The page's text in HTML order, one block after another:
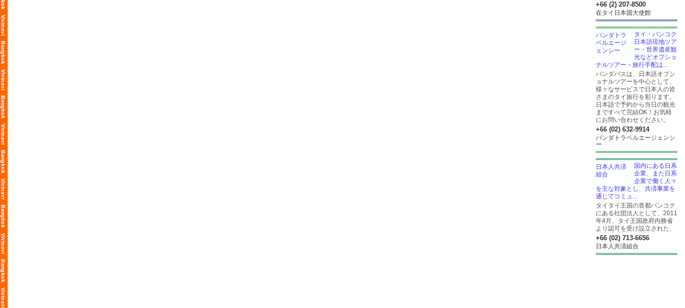
+66 (2) 207-8500
在タイ日本国大使館
タイ・バンコク
日本語現地ツア
ー・世界遺産観
光などオプショ
ナルツアー・旅行手配は...
パンダバスは、日本語オプシ
ョナルツアーを中心として、
様々なサービスで日本人の皆
さまのタイ旅行を彩ります。
日本語で予約から当日の観光
まですべて完結OK！お気軽
にお問い合わせください。
+66 (02) 632-9914
パンダトラベルエージェンシ
ー
国内にある日系
企業、また日系
企業で働く人々
を主な対象とし、共済事業を
通じてコミュ...
タイタイ王国の首都バンコク
にある社団法人として、2011
年4月、タイ王国政府内務省
より認可を受け設立された、
+66 (02) 713-6656
日本人共済組合